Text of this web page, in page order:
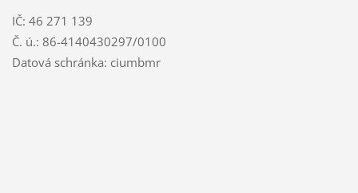
IČ: 46 271 139
Č. ú.: 86-4140430297/0100
Datová schránka: ciumbmr